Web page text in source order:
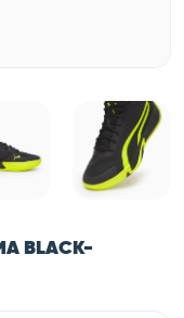
BLACK-